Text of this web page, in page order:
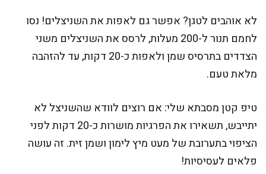
לא אוהבים לטגן? אפשר גם לאפות את השניצלים! נסו
לחמם תנור ל-200 מעלות, לרסס את השניצלים משני
הצדדים בתרסיס שמן ולאפות כ-20 דקות, עד להזהבה
מלאת טעם.
טיפ קטן מסבתא שלי: אם רוצים לוודא שהשניצל לא
יתייבש, תשאירו את הפרגיות מושרות כ-20 דקות לפני
הציפוי בתערובת של מעט מיץ לימון ושמן זית. זה עושה
פלאים לעסיסיות!